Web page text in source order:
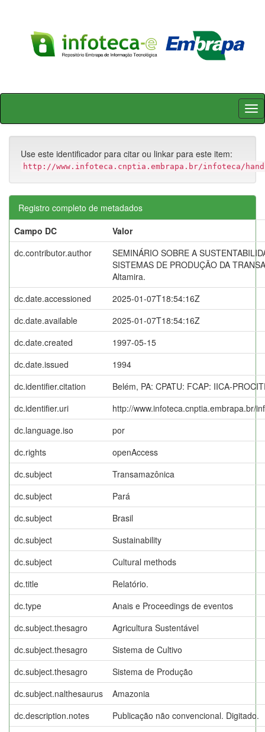
Skip
Use este identificador para citar ou linkar para este item:
http://www.infoteca.cnptia.embrapa.br/infoteca/
Registro completo de metadados
Campo DC
Valor
dc.contributor.author
SEMINÁRIO SOBRE A
SISTEMAS DE PRODUÇÃO DA
Altamira.
dc.date.accessioned
2025-01-07T18:54:16Z
dc.date.available
2025-01-07T18:54:16Z
dc.date.created
1997-05-15
dc.date.issued
1994
dc.identifier.citation
Belém, PA: CPATU: FCAP: IICA-
dc.identifier.uri
http://www.infoteca.cnptia.embrapa.br/
dc.language.iso
por
dc.rights
openAccess
dc.subject
Transamazônica
dc.subject
Pará
dc.subject
Brasil
dc.subject
Sustainability
dc.subject
Cultural methods
dc.title
Relatório.
dc.type
Anais e Proceedings de eventos
dc.subject.thesagro
Agricultura Sustentável
dc.subject.thesagro
Sistema de Cultivo
dc.subject.thesagro
Sistema de Produção
dc.subject.nalthesaurus
Amazonia
dc.description.notes
Publicação não convencional. Digitado.